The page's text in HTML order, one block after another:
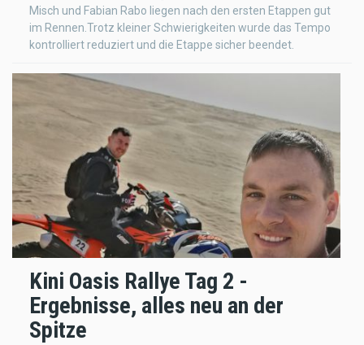
Misch und Fabian Rabo liegen nach den ersten Etappen gut
im Rennen.Trotz kleiner Schwierigkeiten wurde das Tempo
kontrolliert reduziert und die Etappe sicher beendet.
Kini Oasis Rallye Tag 2 -
Ergebnisse, alles neu an der
Spitze